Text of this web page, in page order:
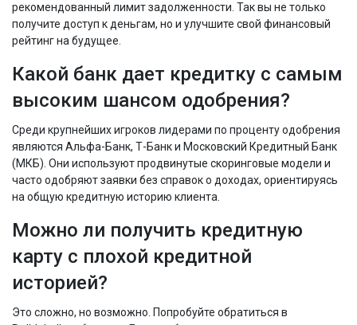
рекомендованный лимит задолженности. Так вы не только
получите доступ к деньгам, но и улучшите свой финансовый
рейтинг на будущее.
Какой банк дает кредитку с самым
высоким шансом одобрения?
Среди крупнейших игроков лидерами по проценту одобрения
являются Альфа-Банк, Т-Банк и Московский Кредитный Банк
(МКБ). Они используют продвинутые скоринговые модели и
часто одобряют заявки без справок о доходах, ориентируясь
на общую кредитную историю клиента.
Можно ли получить кредитную
карту с плохой кредитной
историей?
Это сложно, но возможно. Попробуйте обратиться в